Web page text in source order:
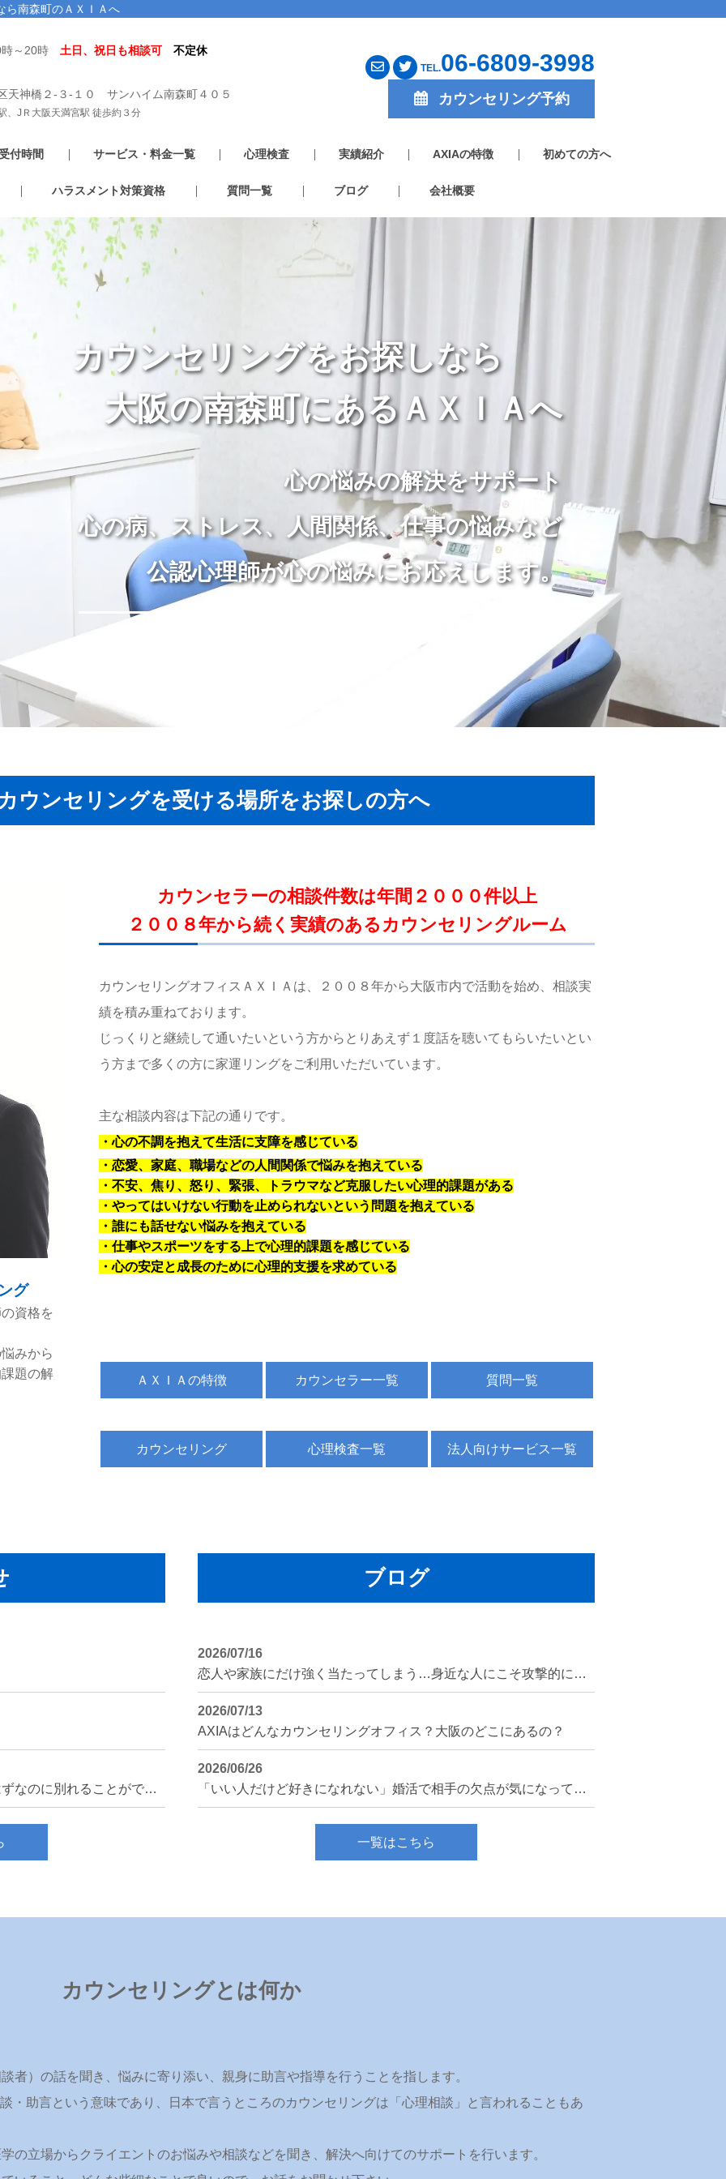
ら南森町のＡＸＩＡへ
時～20時 土日、祝日も相談可 不定休
天神橋２-３-１０ サンハイム南森町４０５
、JＲ大阪天満宮駅 徒歩約３分
TEL.06-6809-3998
カウンセリング予約
付時間 サービス・料金一覧 心理検査 実績紹介 AXIAの特徴 初めての方へ
ハラスメント対策資格 質問一覧 ブログ 会社概要
カウンセリングをお探しなら
大阪の南森町にあるＡＸＩＡへ
心の悩みの解決をサポート
心の病、ストレス、人間関係、仕事の悩みなど
公認心理師が心の悩みにお応えします。
ウンセリングを受ける場所をお探しの方へ
グ
資格を
みから
題の解
カウンセラーの相談件数は年間２０００件以上
２００８年から続く実績のあるカウンセリングルーム
カウンセリングオフィスＡＸＩＡは、２００８年から大阪市内で活動を始め、相談実
績を積み重ねております。
じっくりと継続して通いたいという方からとりあえず１度話を聴いてもらいたいとい
う方まで多くの方に家運リングをご利用いただいています。
主な相談内容は下記の通りです。
・心の不調を抱えて生活に支障を感じている
・恋愛、家庭、職場などの人間関係で悩みを抱えている
・不安、焦り、怒り、緊張、トラウマなど克服したい心理的課題がある
・やってはいけない行動を止められないという問題を抱えている
・誰にも話せない悩みを抱えている
・仕事やスポーツをする上で心理的課題を感じている
・心の安定と成長のために心理的支援を求めている
ＡＸＩＡの特徴 カウンセラー一覧 質問一覧
カウンセリング 心理検査一覧 法人向けサービス一覧
記事のリライト情報「別れた方が良いはずなのに別れることができないという恋愛依存症」
ブログ
2026/07/16
恋人や家族にだけ強く当たってしまう…身近な人にこそ攻撃的になってしまう心理
2026/07/13
AXIAはどんなカウンセリングオフィス？大阪のどこにあるの？
2026/06/26
「いい人だけど好きになれない」婚活で相手の欠点が気になってしまう“減点方式”の心理
一覧はこちら
カウンセリングとは何か
者）の話を聞き、悩みに寄り添い、親身に助言や指導を行うことを指します。
・助言という意味であり、日本で言うところのカウンセリングは「心理相談」と言われることもあ
の立場からクライエントのお悩みや相談などを聞き、解決へ向けてのサポートを行います。